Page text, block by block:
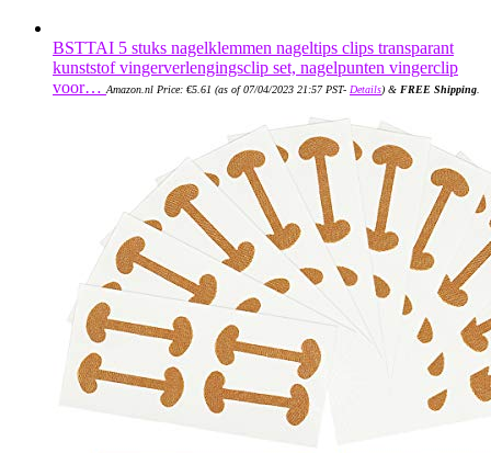
BSTTAI 5 stuks nagelklemmen nageltips clips transparant
kunststof vingerverlengingsclip set, nagelpunten vingerclip
voor… Amazon.nl Price: €5.61 (as of 07/04/2023 21:57 PST- Details) & FREE Shipping